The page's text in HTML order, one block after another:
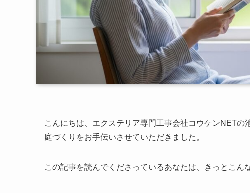
こんにちは、エクステリア専門工事会社コウケンNET
庭づくりをお手伝いさせていただきました。
この記事を読んでくださっているあなたは、きっとこん